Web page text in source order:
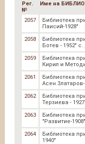
Рег.
№
Име на
2057
Библиотека
Паисий-1928"
2058
Библиотека
Ботев - 1952"
2059
Библиотека
Кирил и
2061
Библиотека
Асен Златаров-
2062
Библиотека
Терзиева -
2063
Библиотека
"Развитие-1908"
2064
Библиотека
1940"